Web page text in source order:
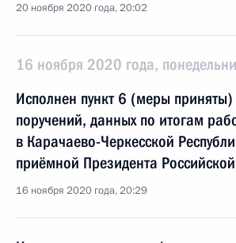
20 ноября 2020 года, 20:02
16 ноября 2020 года,
Исполнен пункт 6 (меры приняты)
поручений, данных по итогам
в Карачаево-Черкесской
приёмной Президента
16 ноября 2020 года, 20:29